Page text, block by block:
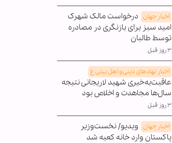
اخبار جهان درخواست مالک شهرک
امید سبز برای بازنگری در مصادره
توسط طالبان
۳ روز قبل
اخبار نهادهای دینی و اهل بیتی ع
عاقبت‌به‌خیری شهید لاریجانی نتیجه
سال‌ها مجاهدت و اخلاص بود
۳ روز قبل
اخبار جهان ویدیو/ نخست‌وزیر
پاکستان وارد خانه کعبه شد